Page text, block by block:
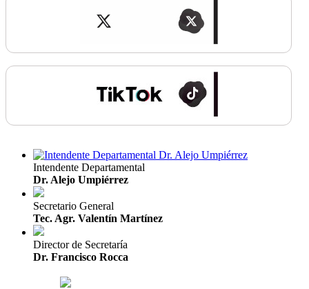
Intendente Departamental
Dr. Alejo Umpiérrez
Secretario General
Tec. Agr. Valentín Martínez
Director de Secretaría
Dr. Francisco Rocca